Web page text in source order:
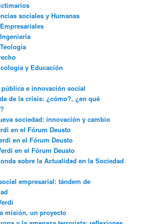
sociales y Humanas
y Educación
pública e innovación social
de la crisis: ¿cómo?, ¿en qué
sociedad: innovación y cambio
en el Fórum Deusto
en el Fórum Deusto
en el Fórum Deusto
sobre la Actualidad en la Sociedad
empresarial: tándem de
misión, un proyecto